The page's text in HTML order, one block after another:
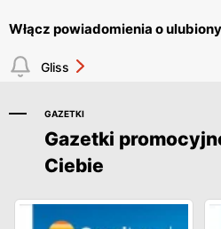
Włącz powiadomienia o
Gliss
GAZETKI
Gazetki
Ciebie